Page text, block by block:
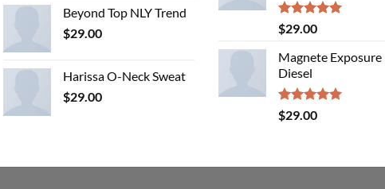
Beyond Top NLY Trend
$29.00
Harissa O-Neck Sweat
$29.00
Rated5.00
out of 5
$29.00
Magnete Exposure
Diesel
Rated5.00
out of 5
$29.00